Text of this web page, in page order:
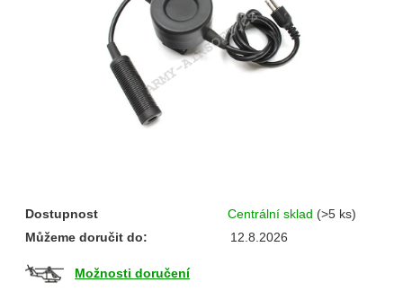
Dostupnost Centrální sklad (>5 ks)
Můžeme doručit do:
12.8.2026
Možnosti doručení